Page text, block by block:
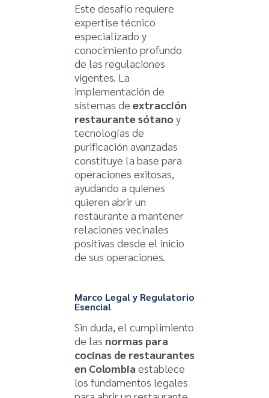
Este desafío requiere
expertise técnico
especializado y
conocimiento profundo
de las regulaciones
vigentes. La
implementación de
sistemas de extracción
restaurante sótanoy
tecnologías de
purificación avanzadas
constituye la base para
operaciones exitosas,
ayudando a quienes
quieren abrir un
restaurante a mantener
relaciones vecinales
positivas desde el inicio
de sus operaciones.
Marco Legal y Regulatorio
Esencial
Sin duda, el cumplimiento
de las normas para
cocinas de restaurantes
en Colombia establece
los fundamentos legales